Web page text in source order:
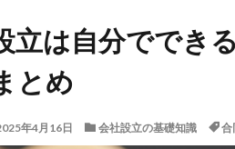
立は自分ででき
とめ
年4月16日 会社設立の基礎知識 合